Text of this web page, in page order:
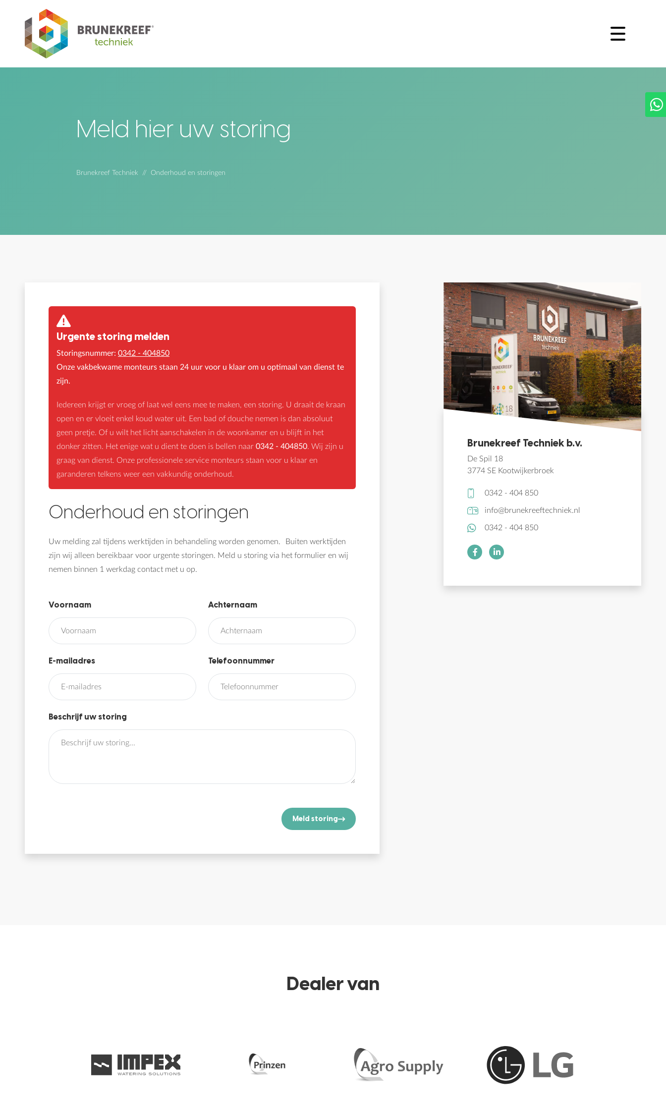
Meld hier uw storing
Brunekreef Techniek Onderhoud en storingen
Urgente storing melden
Storingsnummer: 0342 - 404850
Onze vakbekwame monteurs staan 24 uur voor u klaar om u optimaal van dienst te
zijn.
Iedereen krijgt er vroeg of laat wel eens mee te maken, een storing. U draait de kraan
open en er vloeit enkel koud water uit. Een bad of douche nemen is dan absoluut
geen pretje. Of u wilt het licht aanschakelen in de woonkamer en u blijft in het
donker zitten. Het enige wat u dient te doen is bellen naar 0342 - 404850. Wij zijn u
graag van dienst. Onze professionele service monteurs staan voor u klaar en
garanderen telkens weer een vakkundig onderhoud.
Onderhoud en storingen
Uw melding zal tijdens werktijden in behandeling worden genomen. Buiten werktijden
zijn wij alleen bereikbaar voor urgente storingen. Meld u storing via het formulier en wij
nemen binnen 1 werkdag contact met u op.
Voornaam Achternaam
E-mailadres Telefoonnummer
Beschrijf uw storing
Meld storing
Brunekreef Techniek b.v.
De Spil 18
3774 SE Kootwijkerbroek
0342 - 404 850
info@brunekreeftechniek.nl
0342 - 404 850
Dealer van